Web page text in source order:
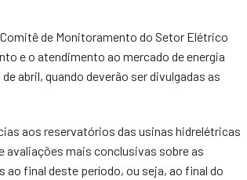
de Monitoramento do Setor Elétrico
e o atendimento ao mercado de energia
abril, quando deverão ser divulgadas as
aos reservatórios das usinas hidrelétricas
avaliações mais conclusivas sobre as
final deste período, ou seja, ao final do